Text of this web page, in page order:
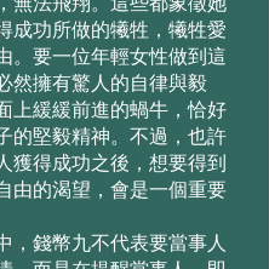
成功所做的犧牲，犧牲愛
。要⼀位年輕⼥性做到這
然擁有驚⼈的⾃律與毅
上緩緩前進的蝸⽜，恰好
的堅毅精神。不過，也許
獲得成功之後，想要得到
由的渴望，會是⼀個重要
，錢幣九不代表要當事⼈